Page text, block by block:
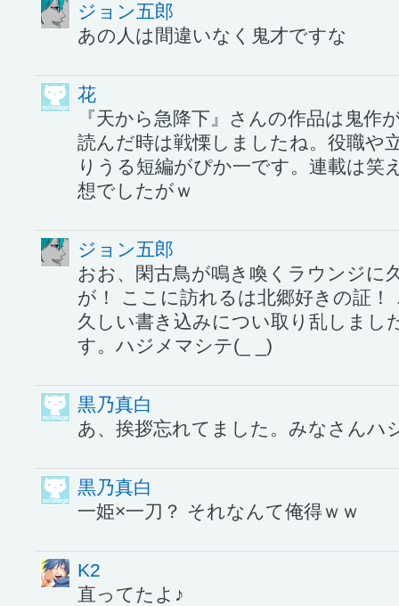
ジョン五郎
あの人は間違いなく鬼才ですな
花
『天から急降下』さんの作品は鬼作
読んだ時は戦慄しましたね。役職や
りうる短編がぴか一です。連載は笑
想でしたがｗ
ジョン五郎
おお、閑古鳥が鳴き喚くラウンジに
が！ ここに訪れるは北郷好きの証
久しい書き込みについ取り乱しまし
す。ハジメマシテ(_ _)
黒乃真白
あ、挨拶忘れてました。みなさんハ
黒乃真白
一姫×一刀？ それなんて俺得ｗｗ
K2
直ってたよ♪